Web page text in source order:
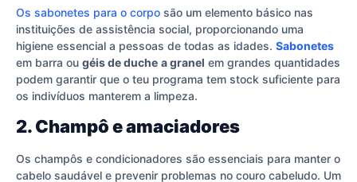
Os sabonetes para o corpo são um elemento básico nas
instituições de assistência social, proporcionando uma
higiene essencial a pessoas de todas as idades. Sabonetes
em barra ou géis de duche a granel em grandes quantidades
podem garantir que o teu programa tem stock suficiente para
os indivíduos manterem a limpeza.
2. Champô e amaciadores
Os champôs e condicionadores são essenciais para manter o
cabelo saudável e prevenir problemas no couro cabeludo. Um